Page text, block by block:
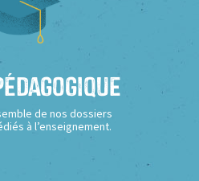
de nos dossiers
à l’enseignement.